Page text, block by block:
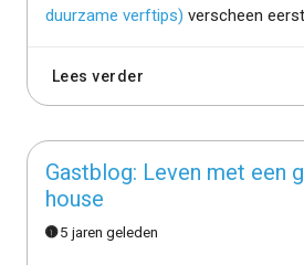
duurzame verftips) verscheen
Lees verder
Gastblog: Leven met een
house
5 jaren geleden